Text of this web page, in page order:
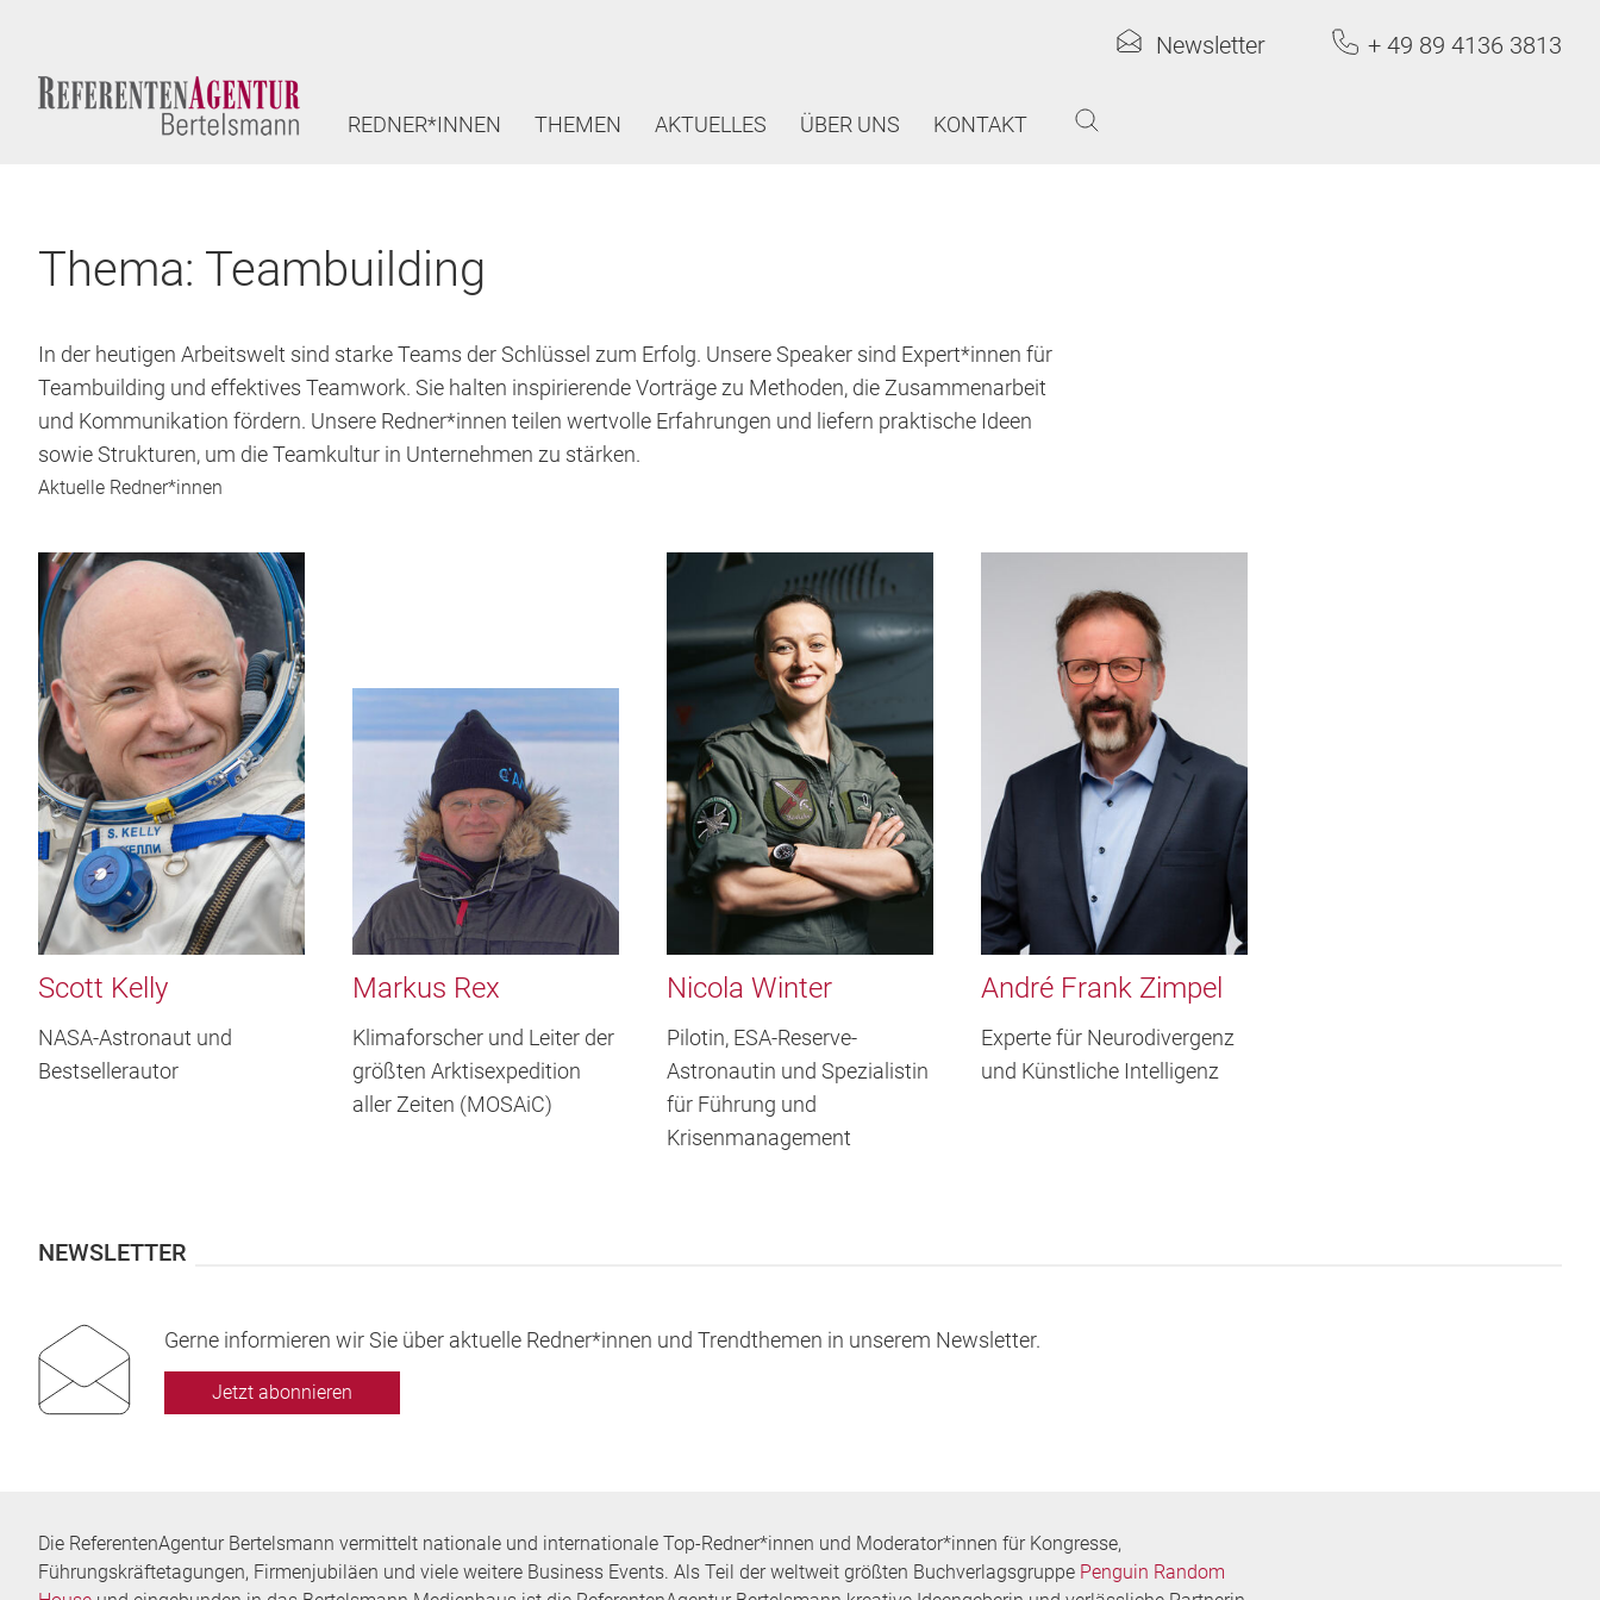
Newsletter + 49 89 4136 3813
REDNER*INNEN THEMEN AKTUELLES ÜBER UNS KONTAKT
Thema: Teambuilding
In der heutigen Arbeitswelt sind starke Teams der Schlüssel zum Erfolg. Unsere Speaker sind Expert*innen für
Teambuilding und effektives Teamwork. Sie halten inspirierende Vorträge zu Methoden, die Zusammenarbeit
und Kommunikation fördern. Unsere Redner*innen teilen wertvolle Erfahrungen und liefern praktische Ideen
sowie Strukturen, um die Teamkultur in Unternehmen zu stärken.
Aktuelle Redner*innen
Scott Kelly
NASA-Astronaut und
Bestsellerautor
Markus Rex
Klimaforscher und Leiter der
größten Arktisexpedition
aller Zeiten (MOSAiC)
Nicola Winter
Pilotin, ESA-Reserve-
Astronautin und Spezialistin
für Führung und
Krisenmanagement
André Frank Zimpel
Experte für Neurodivergenz
und Künstliche Intelligenz
NEWSLETTER
Gerne informieren wir Sie über aktuelle Redner*innen und Trendthemen in unserem Newsletter.
Jetzt abonnieren
Die ReferentenAgentur Bertelsmann vermittelt nationale und internationale Top-Redner*innen und Moderator*innen für Kongresse,
Führungskräftetagungen, Firmenjubiläen und viele weitere Business Events. Als Teil der weltweit größten Buchverlagsgruppe Penguin Random